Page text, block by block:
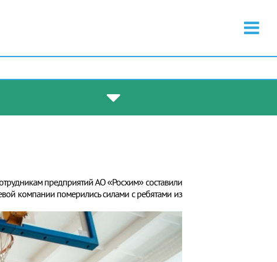
предприятий АО «Росхим» составили
компании померились силами с ребятами из